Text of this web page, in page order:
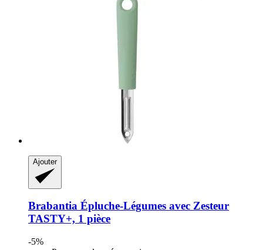
Ajouter
Brabantia Épluche-​Légumes avec Zesteur
TASTY+, 1 pièce
-5%